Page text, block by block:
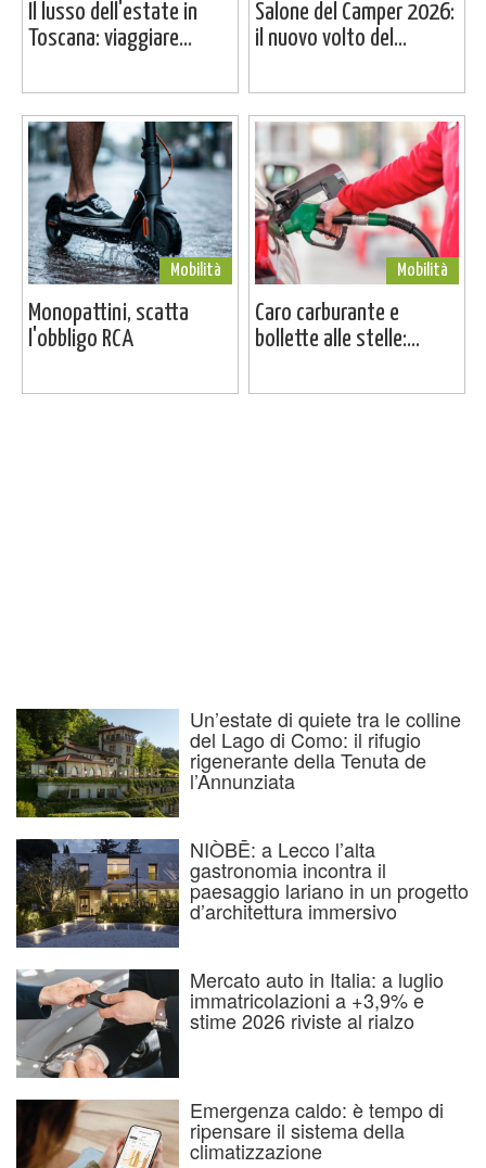
Il lusso dell'estate in
Toscana: viaggiare...
Salone del Camper 2026:
il nuovo volto del...
Mobilità
Monopattini, scatta
l'obbligo RCA
Mobilità
Caro carburante e
bollette alle stelle:...
Un’estate di quiete tra le colline
del Lago di Como: il rifugio
rigenerante della Tenuta de
l’Annunziata
NIÒBĒ: a Lecco l’alta
gastronomia incontra il
paesaggio lariano in un progetto
d’architettura immersivo
Mercato auto in Italia: a luglio
immatricolazioni a +3,9% e
stime 2026 riviste al rialzo
Emergenza caldo: è tempo di
ripensare il sistema della
climatizzazione